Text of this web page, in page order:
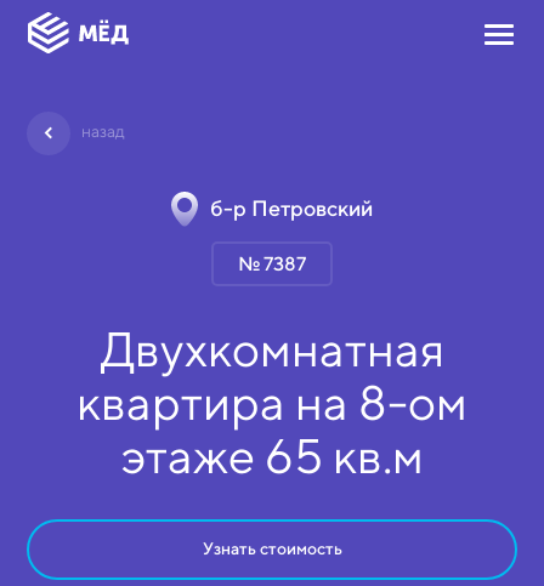
назад
б-р Петровский
№ 7387
Двухкомнатная
квартира на 8-ом
этаже 65 кв.м
Узнать стоимость